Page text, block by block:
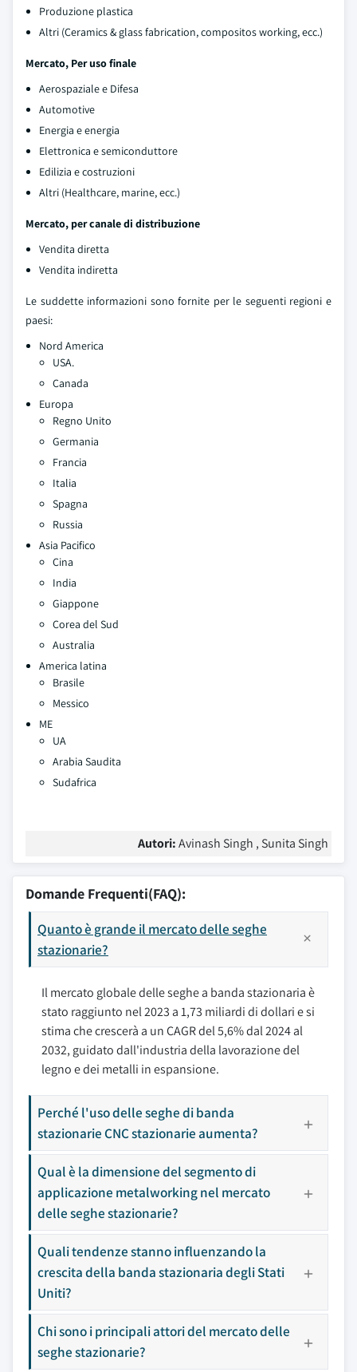
Produzione plastica
Altri (Ceramics & glass fabrication, compositos working, ecc.)
Mercato, Per uso finale
Aerospaziale e Difesa
Automotive
Energia e energia
Elettronica e semiconduttore
Edilizia e costruzioni
Altri (Healthcare, marine, ecc.)
Mercato, per canale di distribuzione
Vendita diretta
Vendita indiretta
Le suddette informazioni sono fornite per le seguenti regioni e
paesi:
Nord America
USA.
Canada
Europa
Regno Unito
Germania
Francia
Italia
Spagna
Russia
Asia Pacifico
Cina
India
Giappone
Corea del Sud
Australia
America latina
Brasile
Messico
ME
UA
Arabia Saudita
Sudafrica
Autori:Avinash Singh , Sunita Singh
Domande Frequenti(FAQ):
Quanto è grande il mercato delle seghe
stazionarie?
Il mercato globale delle seghe a banda stazionaria è
stato raggiunto nel 2023 a 1,73 miliardi di dollari e si
stima che crescerà a un CAGR del 5,6% dal 2024 al
2032, guidato dall'industria della lavorazione del
legno e dei metalli in espansione.
Perché l'uso delle seghe di banda
stazionarie CNC stazionarie aumenta?
Qual è la dimensione del segmento di
applicazione metalworking nel mercato
delle seghe stazionarie?
Quali tendenze stanno influenzando la
crescita della banda stazionaria degli Stati
Uniti?
Chi sono i principali attori del mercato delle
seghe stazionarie?